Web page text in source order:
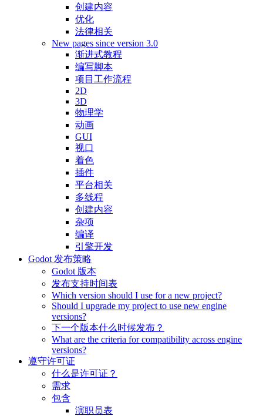
创建内容
优化
法律相关
New pages since version 3.0
渐进式教程
编写脚本
项目工作流程
2D
3D
物理学
动画
GUI
视口
着色
插件
平台相关
多线程
创建内容
杂项
编译
引擎开发
Godot 发布策略
Godot 版本
发布支持时间表
Which version should I use for a new project?
Should I upgrade my project to use new engine
versions?
下一个版本什么时候发布？
What are the criteria for compatibility across engine
versions?
遵守许可证
什么是许可证？
需求
包含
演职员表